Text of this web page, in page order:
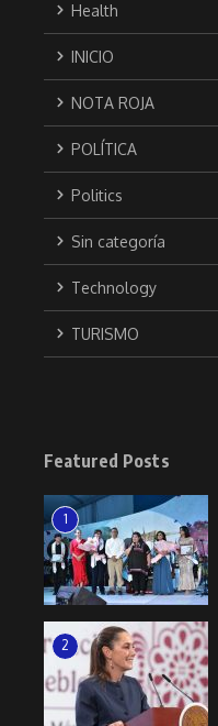
Health
INICIO
NOTA ROJA
POLÍTICA
Politics
Sin categoría
Technology
TURISMO
Featured Posts
1
2